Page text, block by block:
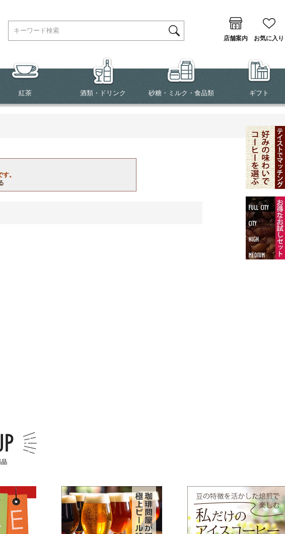
店舗案内
お気に入り
紅茶 酒類・ドリンク 砂糖・ミルク・食品類 ギフト
。
品